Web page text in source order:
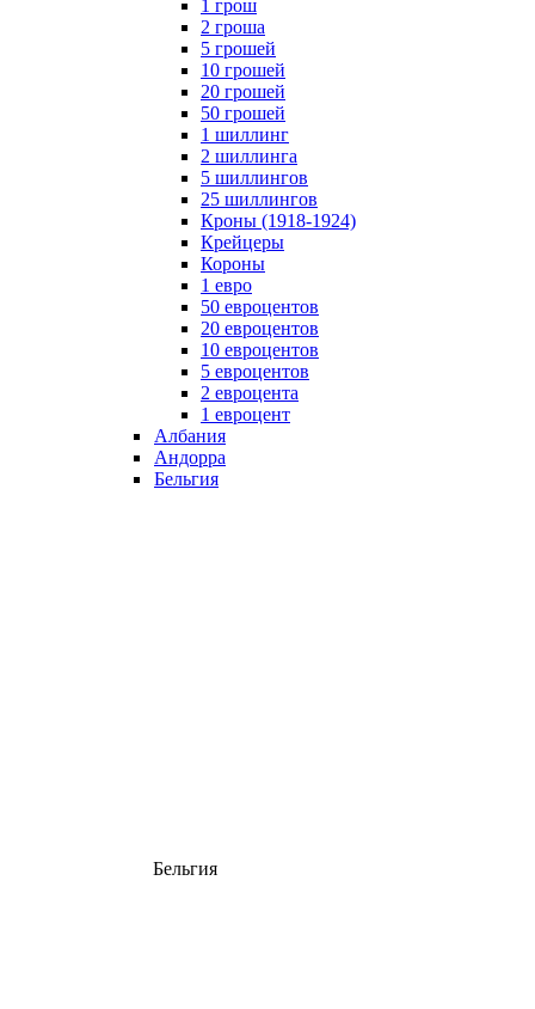
1 грош
2 гроша
5 грошей
10 грошей
20 грошей
50 грошей
1 шиллинг
2 шиллинга
5 шиллингов
25 шиллингов
Кроны (1918-1924)
Крейцеры
Короны
1 евро
50 евроцентов
20 евроцентов
10 евроцентов
5 евроцентов
2 евроцента
1 евроцент
Албания
Андорра
Бельгия
Бельгия